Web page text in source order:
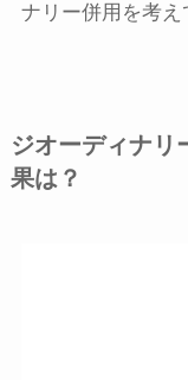
ナリー併用を考
ジオーディナリ
果は？